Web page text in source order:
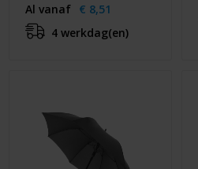
Al vanaf € 8,51
4 werkdag(en)